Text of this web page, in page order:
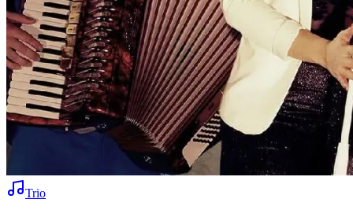
Trio